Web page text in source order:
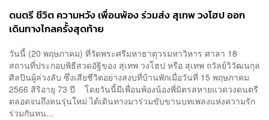
ดนตรี ชีวิต ความหวัง เพื่อนพ้อง ร่วมส่ง สุเทพ วงโฮป ออก
เดินทางไกลครั้งสุดท้าย
วันนี้ (20 พฤษภาคม) ที่วัดพระศรีมหาธาตุวรมหาวิหาร ศาลา 18
สถานที่ประกอบพิธีสวดอัฐิของ สุเทพ วงโฮป หรือ สุเทพ ถวัลย์วิวัฒนกุล
ศิลปินผู้ล่วงลับ ซึ่งเสียชีวิตอย่างสงบที่บ้านพักเมื่อวันที่ 15 พฤษภาคม
2566 สิริอายุ 73 ปี โดยวันนี้มีเพื่อนพ้องน้องพี่มิตรสหายแวดวงดนตรี
ตลอดจนถึงคนรุ่นใหม่ ได้เดินทางมาร่วมขับขานบทเพลงแห่งความรัก
ร่วมกันหน...